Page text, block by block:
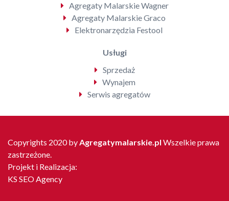
Agregaty Malarskie Wagner
Agregaty Malarskie Graco
Elektronarzędzia Festool
Usługi
Sprzedaż
Wynajem
Serwis agregatów
Copyrights 2020 byAgregatymalarskie.pl Wszelkie prawa
zastrzeżone.
Projekt i Realizacja:
KS SEO Agency